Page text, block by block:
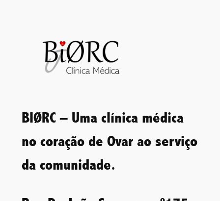
BIØRC – Uma clínica médica
no coração de Ovar ao serviço
da comunidade.